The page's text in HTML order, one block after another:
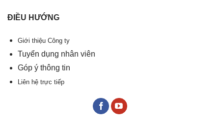
ĐIỀU HƯỚNG
Giới thiệu Công ty
Tuyển dụng nhân viên
Góp ý thông tin
Liên hệ trực tiếp